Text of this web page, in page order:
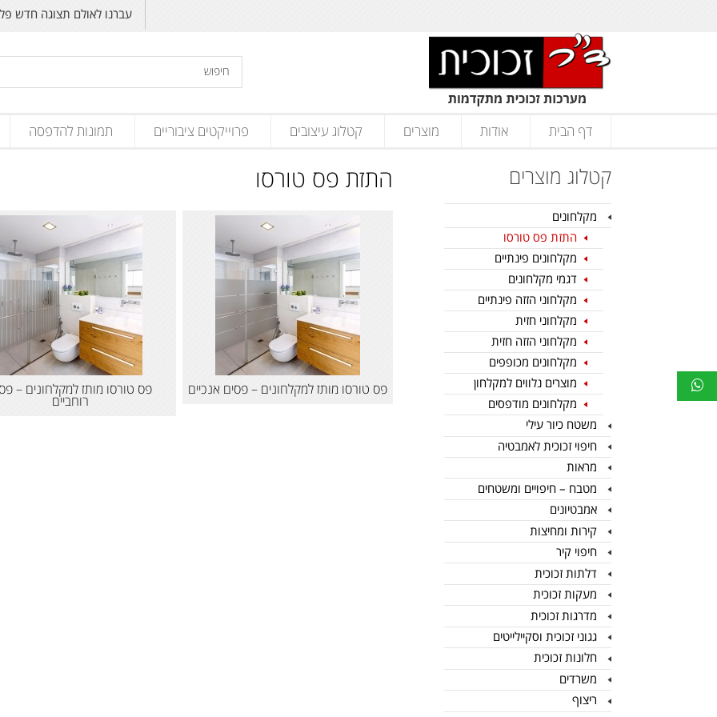
עברנו לאולם תצוגה חדש פליקס
דף הבית אודות מוצרים קטלוג עיצובים פרוייקטים ציבוריים תמונות להדפסה
קטלוג מוצרים
מקלחונים
התזת פס טורסו
מקלחונים פינתיים
דגמי מקלחונים
מקלחוני הזזה פינתיים
מקלחוני חזית
מקלחוני הזזה חזית
מקלחונים מכופפים
מוצרים נלווים למקלחון
מקלחונים מודפסים
משטח כיור עילי
חיפוי זכוכית לאמבטיה
מראות
מטבח – חיפויים ומשטחים
אמבטיונים
קירות ומחיצות
חיפוי קיר
דלתות זכוכית
מעקות זכוכית
מדרגות זכוכית
גגוני זכוכית וסקיילייטים
חלונות זכוכית
משרדים
ריצוף
התזת פס טורסו
פס טורסו מותז למקלחונים – פסים אנכיים פס טורסו מותז למקלחונים –
רוחביים